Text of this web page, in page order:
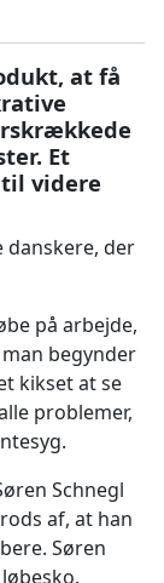
at få
Et
videre
danskere, der
på arbejde,
begynder
kikset at se
problemer,
Schnegl
af, at han
Søren